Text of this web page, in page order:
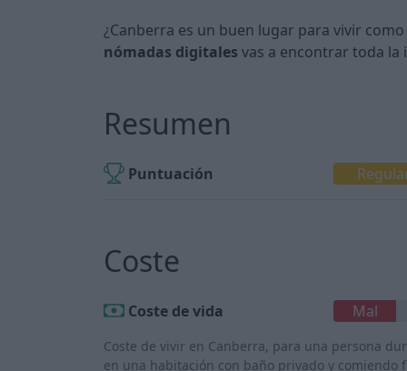
¿Canberra es un buen lugar para vivir
nómadas digitales vas a encontrar toda la
Resumen
Puntuación
Coste
Coste de vida Mal
Coste de vivir en Canberra, para una persona
en una habitación con baño privado y comiendo